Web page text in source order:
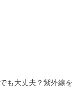
も大丈夫？紫外線を